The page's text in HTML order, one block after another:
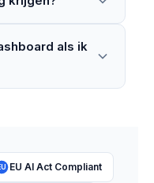
als ik
EU AI Act Compliant